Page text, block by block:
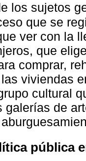
los sujetos
que se
ver con la
que
comprar,
viviendas
cultural
galerías de
pública